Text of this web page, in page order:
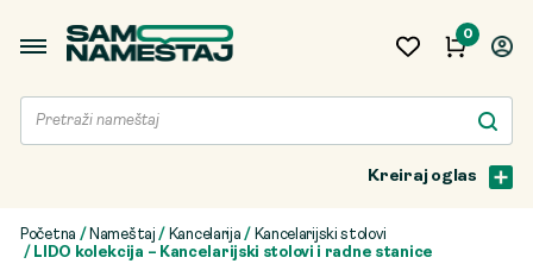
0
Kreiraj oglas
Početna / Nameštaj / Kancelarija / Kancelarijski stolovi
/ LIDO kolekcija – Kancelarijski stolovi i radne stanice